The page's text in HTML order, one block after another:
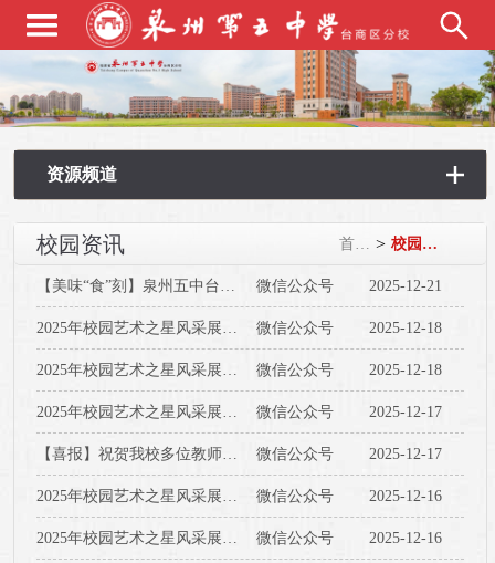
资源频道
校园资讯 首页 > 校园资讯
【美味“食”刻】泉州五中台商区分校第十七周食谱 微信公众号 2025-12-21
2025年校园艺术之星风采展（九） 微信公众号 2025-12-18
2025年校园艺术之星风采展（八） 微信公众号 2025-12-18
2025年校园艺术之星风采展（七） 微信公众号 2025-12-17
【喜报】祝贺我校多位教师荣获泉州市教学名师、学科带头人及骨干教师称号 微信公众号 2025-12-17
2025年校园艺术之星风采展（六） 微信公众号 2025-12-16
2025年校园艺术之星风采展（五） 微信公众号 2025-12-16